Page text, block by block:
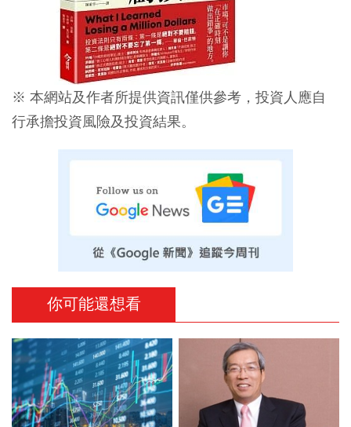
※ 本網站及作者所提供資訊僅供參考，投資人應自
行承擔投資風險及投資結果。
你可能還想看